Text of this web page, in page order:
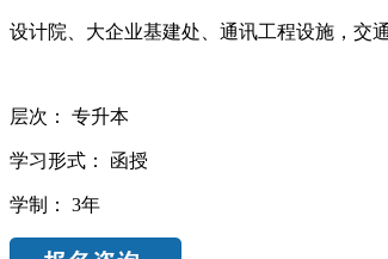
设计院、大企业基建处、通讯工程设施，交
层次： 专升本
学习形式： 函授
学制： 3年